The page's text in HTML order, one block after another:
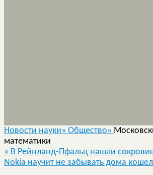
Новости науки» Общество»
математики
« В Рейнланд-Пфальц нашли
Nokia научит не забывать дома